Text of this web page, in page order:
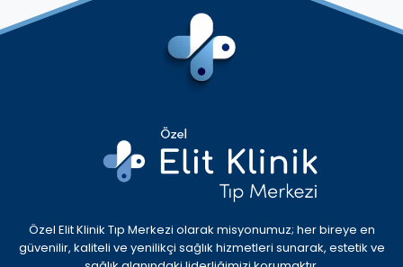
Özel Elit Klinik Tıp Merkezi olarak misyonumuz; her bireye en
güvenilir, kaliteli ve yenilikçi sağlık hizmetleri sunarak, estetik ve